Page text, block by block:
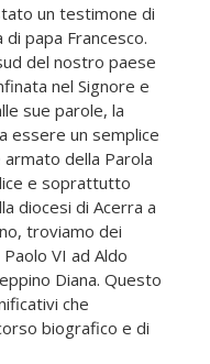
un testimone di
papa Francesco.
del nostro paese
nel Signore e
sue parole, la
essere un semplice
della Parola
e soprattutto
diocesi di Acerra a
troviamo dei
VI ad Aldo
Diana. Questo
che
biografico e di